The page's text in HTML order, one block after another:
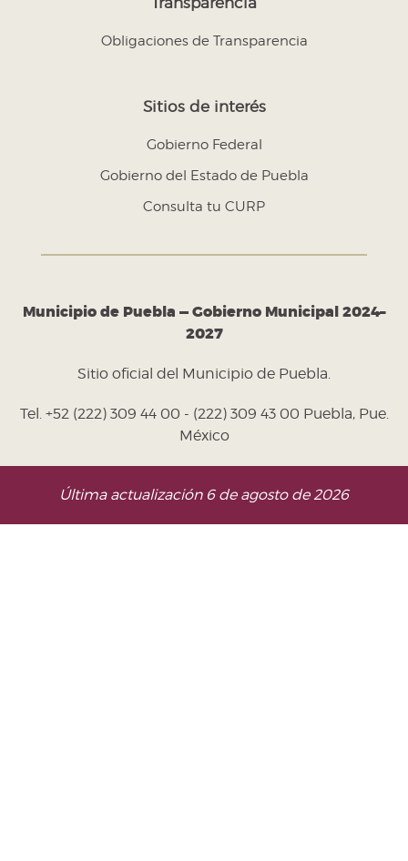
Obligaciones de Transparencia
Sitios de interés
Gobierno Federal
Gobierno del Estado de Puebla
Consulta tu CURP
Municipio de Puebla — Gobierno Municipal 2024–
2027
Sitio oficial del Municipio de Puebla.
Tel. +52 (222) 309 44 00 - (222) 309 43 00 Puebla, Pue.
México
Última actualización 6 de agosto de 2026